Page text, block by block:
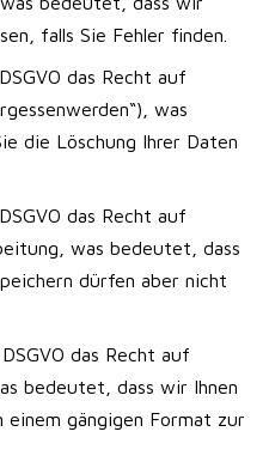
falls Sie Fehler finden.
das Recht auf
was
die Löschung Ihrer Daten
das Recht auf
was bedeutet, dass
dürfen aber nicht
das Recht auf
bedeutet, dass wir Ihnen
gängigen Format zur